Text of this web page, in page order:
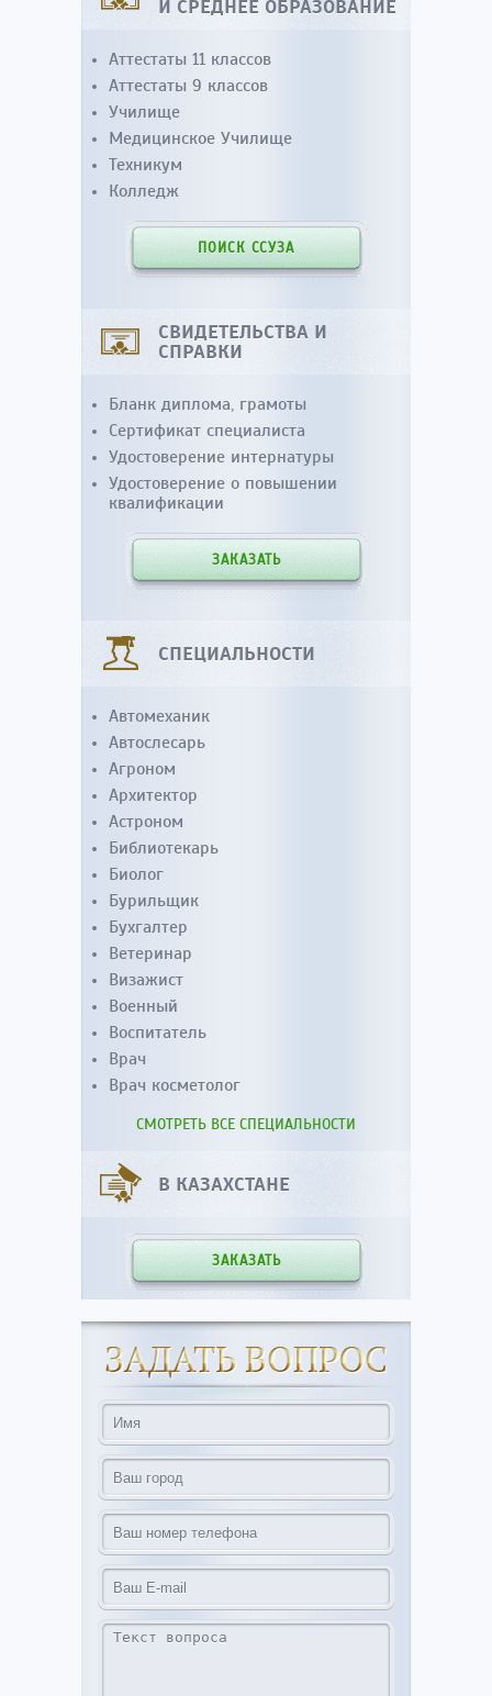
И СРЕДНЕЕ ОБРАЗОВАНИЕ
Аттестаты 11 классов
Аттестаты 9 классов
Училище
Медицинское Училище
Техникум
Колледж
ПОИСК ССУЗА
СВИДЕТЕЛЬСТВА И
СПРАВКИ
Бланк диплома, грамоты
Сертификат специалиста
Удостоверение интернатуры
Удостоверение о повышении
квалификации
ЗАКАЗАТЬ
СПЕЦИАЛЬНОСТИ
Автомеханик
Автослесарь
Агроном
Архитектор
Астроном
Библиотекарь
Биолог
Бурильщик
Бухгалтер
Ветеринар
Визажист
Военный
Воспитатель
Врач
Врач косметолог
СМОТРЕТЬ ВСЕ СПЕЦИАЛЬНОСТИ
В КАЗАХСТАНЕ
ЗАКАЗАТЬ